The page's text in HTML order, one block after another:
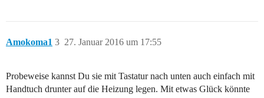
Amokoma1 27. Januar 2016 um 17:55
3
Probeweise kannst Du sie mit Tastatur nach unten auch einfach mit
Handtuch drunter auf die Heizung legen. Mit etwas Glück könnte